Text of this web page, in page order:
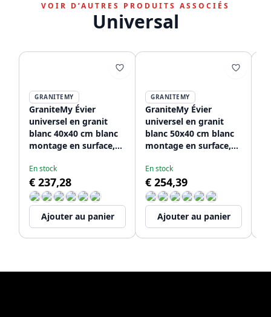
VOIR D’AUTRES PRODUITS ASSOCIÉS
Universal
GRANITEMY
GraniteMy Évier
universel en granit
blanc 40x40 cm blanc
montage en surface,
montage affleurant
avec bouchon en inox
1208966879
En stock
€ 237,28
Ajouter au panier
GRANITEMY
GraniteMy Évier
universel en granit
blanc 50x40 cm blanc
montage en surface,
avec bouchon en inox
1208966881
En stock
€ 254,39
Ajouter au panier